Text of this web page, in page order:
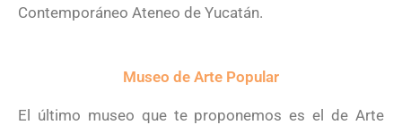
Contemporáneo Ateneo de Yucatán.
Museo de Arte Popular
El último museo que te proponemos es el de Arte